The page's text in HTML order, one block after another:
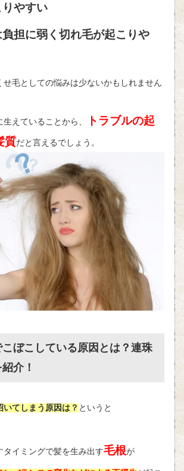
やすい
担に弱く切れ毛が起こりや
せ毛としての悩みは少ないかもしれません
えていることから、
トラブルの起
質だと言えるでしょう。
ぼこしている原因とは？連珠
介！
いてしまう原因は？ というと
タイミングで髪を生み出す毛根が